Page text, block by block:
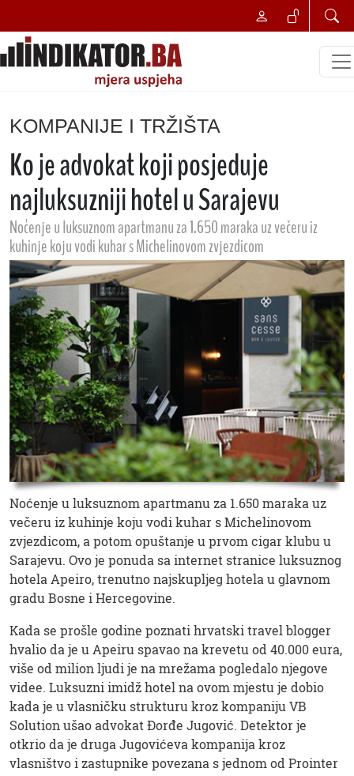
KOMPANIJE I TRŽIŠTA
Ko je advokat koji posjeduje
najluksuzniji hotel u Sarajevu
Noćenje u luksuznom apartmanu za 1.650 maraka uz večeru iz
kuhinje koju vodi kuhar s Michelinovom zvjezdicom
Noćenje u luksuznom apartmanu za 1.650 maraka uz
večeru iz kuhinje koju vodi kuhar s Michelinovom
zvjezdicom, a potom opuštanje u prvom cigar klubu u
Sarajevu. Ovo je ponuda sa internet stranice luksuznog
hotela Apeiro, trenutno najskupljeg hotela u glavnom
gradu Bosne i Hercegovine.
Kada se prošle godine poznati hrvatski travel blogger
hvalio da je u Apeiru spavao na krevetu od 40.000 eura,
više od milion ljudi je na mrežama pogledalo njegove
videe. Luksuzni imidž hotel na ovom mjestu je dobio
kada je u vlasničku strukturu kroz kompaniju VB
Solution ušao advokat Đorđe Jugović. Detektor je
otkrio da je druga Jugovićeva kompanija kroz
vlasništvo i zastupnike povezana s jednom od Prointer